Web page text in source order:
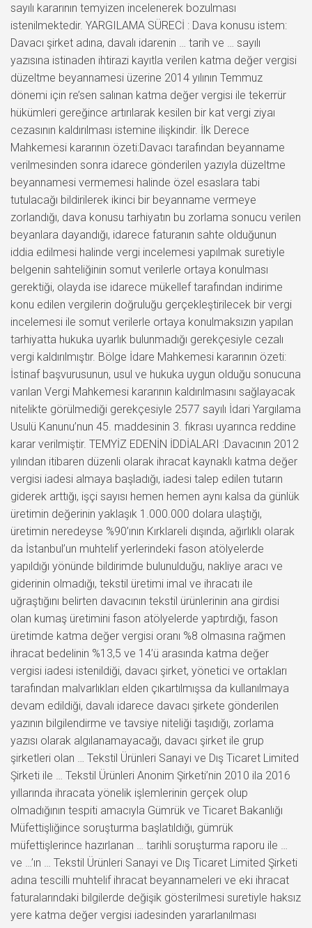
sayılı kararının temyizen incelenerek bozulması
istenilmektedir. YARGILAMA SÜRECİ : Dava konusu istem:
Davacı şirket adına, davalı idarenin … tarih ve … sayılı
yazısına istinaden ihtirazi kayıtla verilen katma değer vergisi
düzeltme beyannamesi üzerine 2014 yılının Temmuz
dönemi için re’sen salınan katma değer vergisi ile tekerrür
hükümleri gereğince artırılarak kesilen bir kat vergi ziyaı
cezasının kaldırılması istemine ilişkindir. İlk Derece
Mahkemesi kararının özeti:Davacı tarafından beyanname
verilmesinden sonra idarece gönderilen yazıyla düzeltme
beyannamesi vermemesi halinde özel esaslara tabi
tutulacağı bildirilerek ikinci bir beyanname vermeye
zorlandığı, dava konusu tarhiyatın bu zorlama sonucu verilen
beyanlara dayandığı, idarece faturanın sahte olduğunun
iddia edilmesi halinde vergi incelemesi yapılmak suretiyle
belgenin sahteliğinin somut verilerle ortaya konulması
gerektiği, olayda ise idarece mükellef tarafından indirime
konu edilen vergilerin doğruluğu gerçekleştirilecek bir vergi
incelemesi ile somut verilerle ortaya konulmaksızın yapılan
tarhiyatta hukuka uyarlık bulunmadığı gerekçesiyle cezalı
vergi kaldırılmıştır. Bölge İdare Mahkemesi kararının özeti:
İstinaf başvurusunun, usul ve hukuka uygun olduğu sonucuna
varılan Vergi Mahkemesi kararının kaldırılmasını sağlayacak
nitelikte görülmediği gerekçesiyle 2577 sayılı İdari Yargılama
Usulü Kanunu’nun 45. maddesinin 3. fıkrası uyarınca reddine
karar verilmiştir. TEMYİZ EDENİN İDDİALARI :Davacının 2012
yılından itibaren düzenli olarak ihracat kaynaklı katma değer
vergisi iadesi almaya başladığı, iadesi talep edilen tutarın
giderek arttığı, işçi sayısı hemen hemen aynı kalsa da günlük
üretimin değerinin yaklaşık 1.000.000 dolara ulaştığı,
üretimin neredeyse %90’ının Kırklareli dışında, ağırlıklı olarak
da İstanbul’un muhtelif yerlerindeki fason atölyelerde
yapıldığı yönünde bildirimde bulunulduğu, nakliye aracı ve
giderinin olmadığı, tekstil üretimi imal ve ihracatı ile
uğraştığını belirten davacının tekstil ürünlerinin ana girdisi
olan kumaş üretimini fason atölyelerde yaptırdığı, fason
üretimde katma değer vergisi oranı %8 olmasına rağmen
ihracat bedelinin %13,5 ve 14’ü arasında katma değer
vergisi iadesi istenildiği, davacı şirket, yönetici ve ortakları
tarafından malvarlıkları elden çıkartılmışsa da kullanılmaya
devam edildiği, davalı idarece davacı şirkete gönderilen
yazının bilgilendirme ve tavsiye niteliği taşıdığı, zorlama
yazısı olarak algılanamayacağı, davacı şirket ile grup
şirketleri olan … Tekstil Ürünleri Sanayi ve Dış Ticaret Limited
Şirketi ile … Tekstil Ürünleri Anonim Şirketi’nin 2010 ila 2016
yıllarında ihracata yönelik işlemlerinin gerçek olup
olmadığının tespiti amacıyla Gümrük ve Ticaret Bakanlığı
Müfettişliğince soruşturma başlatıldığı, gümrük
müfettişlerince hazırlanan … tarihli soruşturma raporu ile …
ve …’ın … Tekstil Ürünleri Sanayi ve Dış Ticaret Limited Şirketi
adına tescilli muhtelif ihracat beyannameleri ve eki ihracat
faturalarındaki bilgilerde değişik gösterilmesi suretiyle haksız
yere katma değer vergisi iadesinden yararlanılması